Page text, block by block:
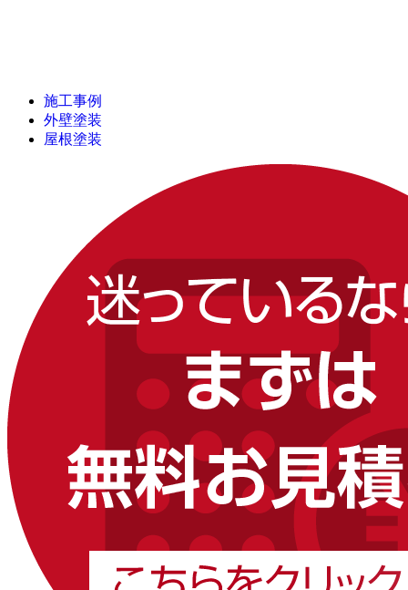
施工事例
外壁塗装
屋根塗装